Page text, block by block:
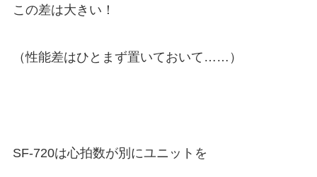
この差は大きい！
（性能差はひとまず置いておいて……）
SF-720は心拍数が別にユニットを